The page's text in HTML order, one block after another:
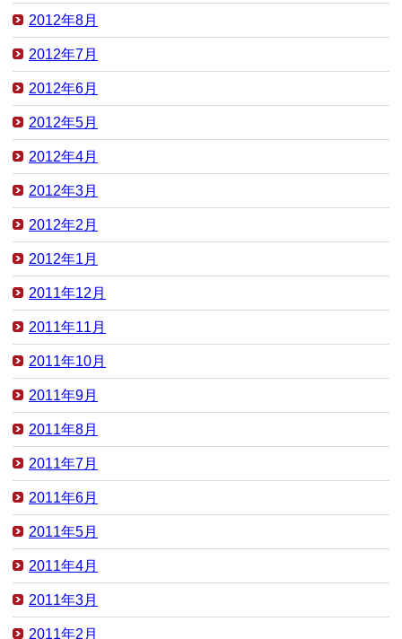
2012年8月
2012年7月
2012年6月
2012年5月
2012年4月
2012年3月
2012年2月
2012年1月
2011年12月
2011年11月
2011年10月
2011年9月
2011年8月
2011年7月
2011年6月
2011年5月
2011年4月
2011年3月
2011年2月